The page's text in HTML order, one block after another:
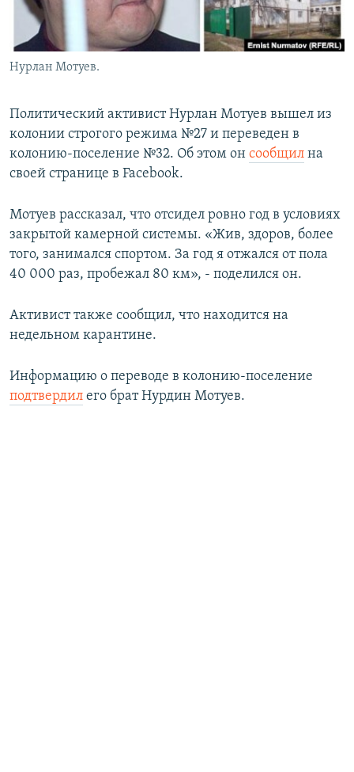
Нурлан Мотуев.
Политический активист Нурлан Мотуев вышел из
колонии строгого режима №27 и переведен в
колонию-поселение №32. Об этом он сообщил на
своей странице в Facebook.
Мотуев рассказал, что отсидел ровно год в условиях
закрытой камерной системы. «Жив, здоров, более
того, занимался спортом. За год я отжался от пола
40 000 раз, пробежал 80 км», - поделился он.
Активист также сообщил, что находится на
недельном карантине.
Информацию о переводе в колонию-поселение
подтвердил его брат Нурдин Мотуев.